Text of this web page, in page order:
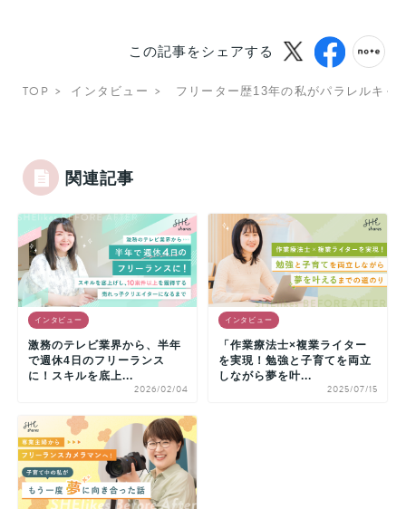
この記事をシェアする
TOP インタビュー フリーター歴13年の私がパラレルキャ
関連記事
インタビュー
激務のテレビ業界から、半年
で週休4日のフリーランス
に！スキルを底上...
2026/02/04
インタビュー
「作業療法士×複業ライター
を実現！勉強と子育てを両立
しながら夢を叶...
2025/07/15